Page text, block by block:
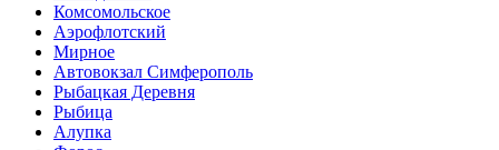
Комсомольское
Аэрофлотский
Мирное
Автовокзал Симферополь
Рыбацкая Деревня
Рыбица
Алупка